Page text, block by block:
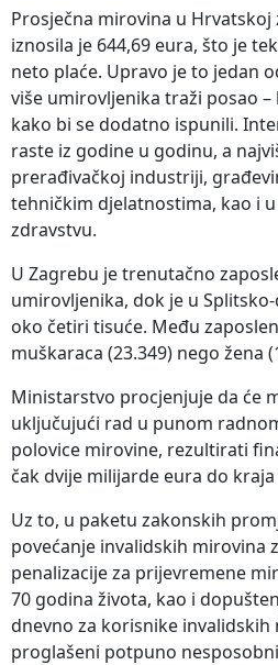
Prosječna mirovina u Hrvatskoj
iznosila je 644,69 eura, što je
neto plaće. Upravo je to jedan
više umirovljenika traži posao
kako bi se dodatno ispunili.
raste iz godine u godinu, a
prerađivačkoj industriji,
tehničkim djelatnostima, kao i
zdravstvu.
U Zagrebu je trenutačno
umirovljenika, dok je u
oko četiri tisuće. Među
muškaraca (23.349) nego žena
Ministarstvo procjenjuje da će
uključujući rad u punom
polovice mirovine, rezultirati
čak dvije milijarde eura do
Uz to, u paketu zakonskih
povećanje invalidskih mirovina
penalizacije za prijevremene
70 godina života, kao i
dnevno za korisnike invalidskih
proglašeni potpuno